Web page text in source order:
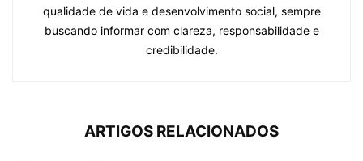
qualidade de vida e desenvolvimento social, sempre
buscando informar com clareza, responsabilidade e
credibilidade.
ARTIGOS RELACIONADOS